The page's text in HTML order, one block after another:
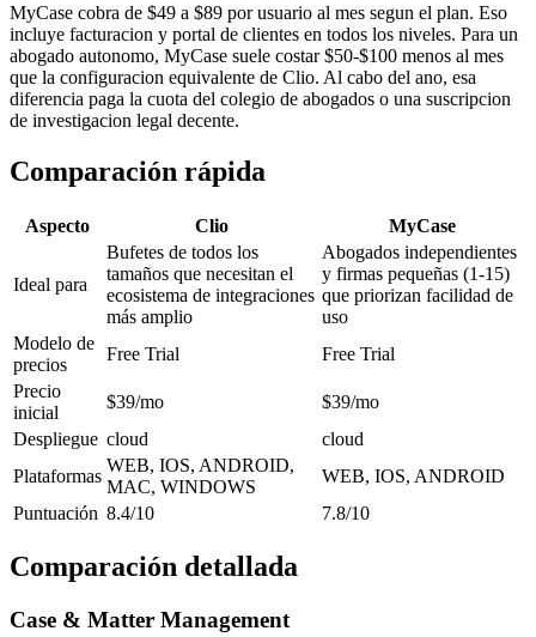
MyCase cobra de $49 a $89 por usuario al mes segun el plan. Eso
incluye facturacion y portal de clientes en todos los niveles. Para un
abogado autonomo, MyCase suele costar $50-$100 menos al mes
que la configuracion equivalente de Clio. Al cabo del ano, esa
diferencia paga la cuota del colegio de abogados o una suscripcion
de investigacion legal decente.
Comparación rápida
Aspecto Clio MyCase
Ideal para
Bufetes de todos los
tamaños que necesitan el
ecosistema de integraciones
más amplio
Abogados independientes
y firmas pequeñas (1-15)
que priorizan facilidad de
uso
Modelo de
precios
Free Trial
Free Trial
Precio
inicial
$39/mo
$39/mo
Despliegue cloud
cloud
Plataformas
WEB, IOS, ANDROID,
MAC, WINDOWS
WEB, IOS, ANDROID
Puntuación 8.4/10 7.8/10
Comparación detallada
Case & Matter Management